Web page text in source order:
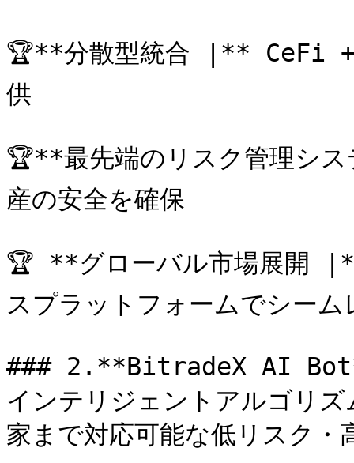
🏆**分散型統合 |** CeFi +
供
🏆**最先端のリスク管理シ
産の安全を確保
🏆 **グローバル市場展開
スプラットフォームでシーム
### 2.**BitradeX AI Bot**
インテリジェントアルゴリ
家まで対応可能な低リスク